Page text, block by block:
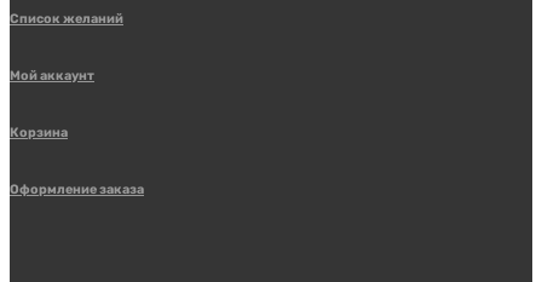
Список желаний
Мой аккаунт
Корзина
Оформление заказа